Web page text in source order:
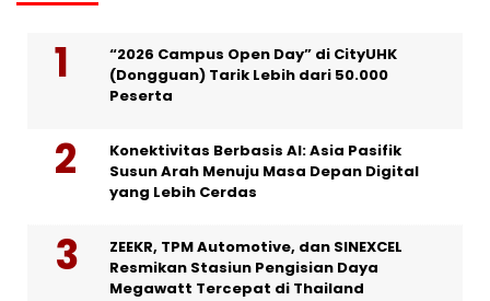
“2026 Campus Open Day” di CityUHK
(Dongguan) Tarik Lebih dari 50.000
Peserta
Konektivitas Berbasis AI: Asia Pasifik
Susun Arah Menuju Masa Depan Digital
yang Lebih Cerdas
ZEEKR, TPM Automotive, dan SINEXCEL
Resmikan Stasiun Pengisian Daya
Megawatt Tercepat di Thailand